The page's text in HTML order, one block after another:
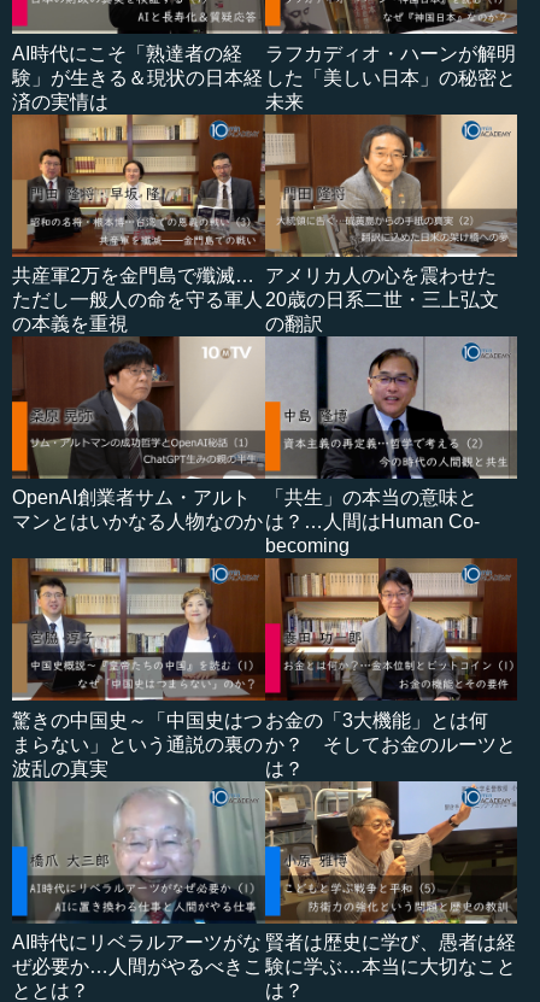
AI時代にこそ「熟達者の経
験」が生きる＆現状の日本経
済の実情は
ラフカディオ・ハーンが解明
した「美しい日本」の秘密と
未来
共産軍2万を金門島で殲滅…
ただし一般人の命を守る軍人
の本義を重視
アメリカ人の心を震わせた
20歳の日系二世・三上弘文
の翻訳
OpenAI創業者サム・アルト
マンとはいかなる人物なのか
「共生」の本当の意味と
は？…人間はHuman Co-
becoming
驚きの中国史～「中国史はつ
まらない」という通説の裏の
波乱の真実
お金の「3大機能」とは何
か？ そしてお金のルーツと
は？
AI時代にリベラルアーツがな
ぜ必要か…人間がやるべきこ
ととは？
賢者は歴史に学び、愚者は経
験に学ぶ…本当に大切なこと
は？